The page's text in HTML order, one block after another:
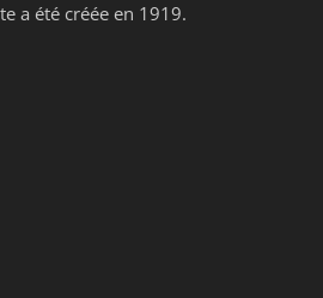
a été créée en 1919.